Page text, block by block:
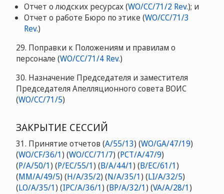
Отчет о людских ресурсах (WO/CC/71/2 Rev.); и
Отчет о работе Бюро по этике (WO/CC/71/3
Rev.)
29. Поправки к Положениям и правилам о
персонале (WO/CC/71/4 Rev.)
30. Назначение Председателя и заместителя
Председателя Апелляционного совета ВОИС
(WO/CC/71/5)
ЗАКРЫТИЕ СЕССИЙ
31. Принятие отчетов (A/55/13) (WO/GA/47/19)
(WO/CF/36/1) (WO/CC/71/7) (PCT/A/47/9)
(P/A/50/1) (P/EC/55/1) (B/A/44/1) (B/EC/61/1)
(MM/A/49/5) (H/A/35/2) (N/A/35/1) (LI/A/32/5)
(LO/A/35/1) (IPC/A/36/1) (BP/A/32/1) (VA/A/28/1)